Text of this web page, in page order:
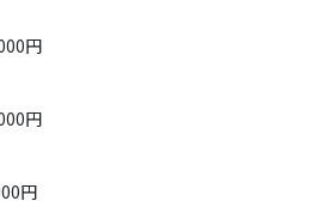
円
円
円